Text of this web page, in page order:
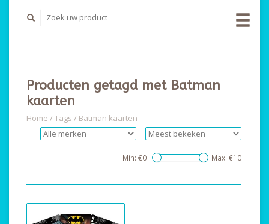
Producten getagd met Batman
kaarten
Home /Tags / Batman kaarten
Min: €0 Max: €10